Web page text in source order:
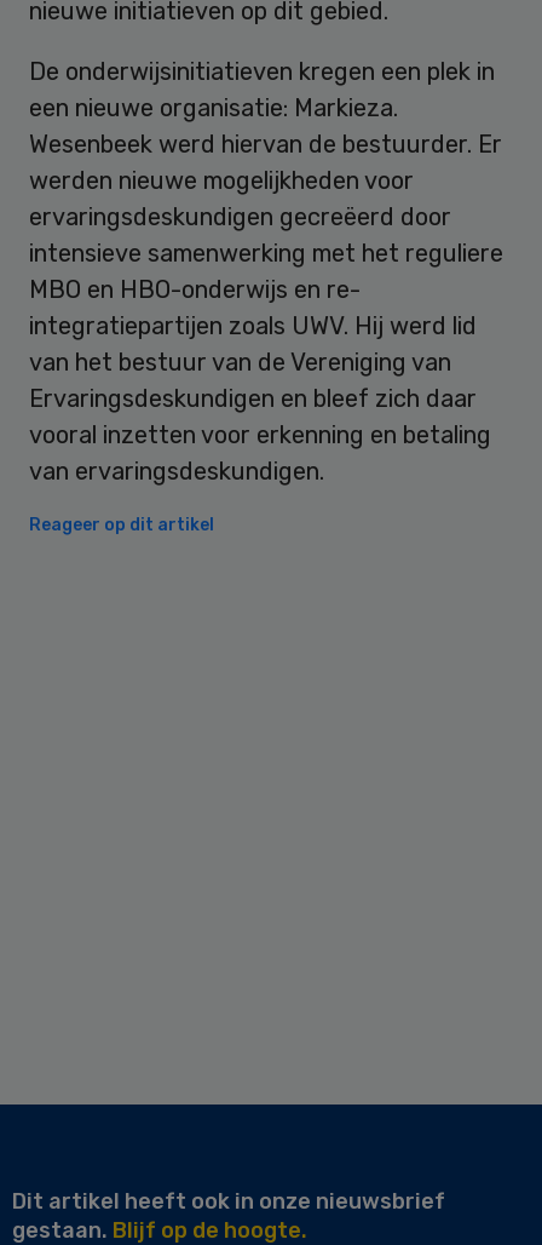
nieuwe initiatieven op dit gebied.
De onderwijsinitiatieven kregen een plek in
een nieuwe organisatie: Markieza.
Wesenbeek werd hiervan de bestuurder. Er
werden nieuwe mogelijkheden voor
ervaringsdeskundigen gecreëerd door
intensieve samenwerking met het reguliere
MBO en HBO-onderwijs en re-
integratiepartijen zoals UWV. Hij werd lid
van het bestuur van de Vereniging van
Ervaringsdeskundigen en bleef zich daar
vooral inzetten voor erkenning en betaling
van ervaringsdeskundigen.
Reageer op dit artikel
Dit artikel heeft ook in onze nieuwsbrief
gestaan. Blijf op de hoogte.